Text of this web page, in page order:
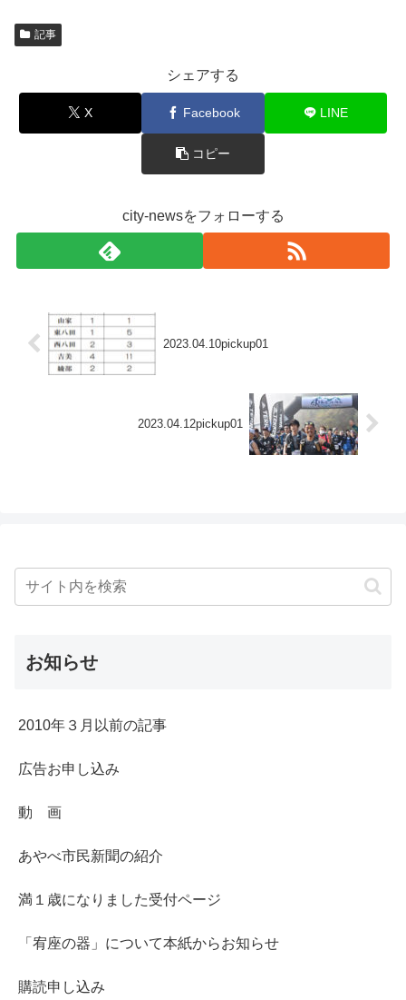
記事
シェアする
X Facebook LINE
コピー
city-newsをフォローする
2023.04.10pickup01
2023.04.12pickup01
お知らせ
2010年３月以前の記事
広告お申し込み
動 画
あやべ市民新聞の紹介
満１歳になりました受付ページ
「宥座の器」について本紙からお知らせ
購読申し込み